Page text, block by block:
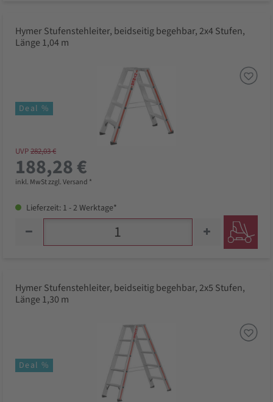
Hymer Stufenstehleiter, beidseitig begehbar, 2x4 Stufen,
Länge 1,04 m
Deal %
UVP282,03 €
188,28 €
inkl. MwSt zzgl. Versand *
Lieferzeit: 1 - 2 Werktage*
Hymer Stufenstehleiter, beidseitig begehbar, 2x5 Stufen,
Länge 1,30 m
Deal %